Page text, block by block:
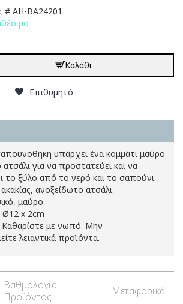
# AH-BA24201
Καλάθι
Επιθυμητό
υπάρχει ένα κομμάτι μαύρο
για να προστατεύει και να
το ξύλο από το νερό και το σαπούνι.
ανοξείδωτο ατσάλι.
μαύρο
Ø12 x 2cm
Καθαρίστε με νωπό. Μην
λειαντικά προϊόντα.
Βαθμολογία
Προϊόντος
Μεταφορικά